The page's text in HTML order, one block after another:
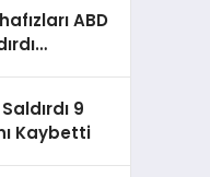
ABD
9
Kaybetti